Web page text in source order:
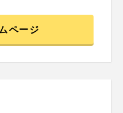
ページ